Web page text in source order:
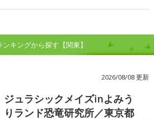
キングから探す【関東】
2026/08/08 更新
ジュラシックメイズinよみう
りランド恐竜研究所／東京都